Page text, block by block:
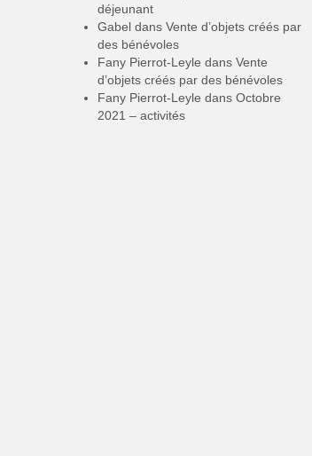
déjeunant
Gabel dans Vente d’objets créés par
des bénévoles
Fany Pierrot-Leyle dans Vente
d’objets créés par des bénévoles
Fany Pierrot-Leyle dans Octobre
2021 – activités